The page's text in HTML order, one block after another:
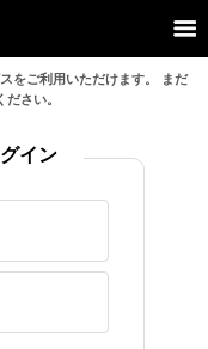
をご利用いただけます。 まだ
さい。
イン